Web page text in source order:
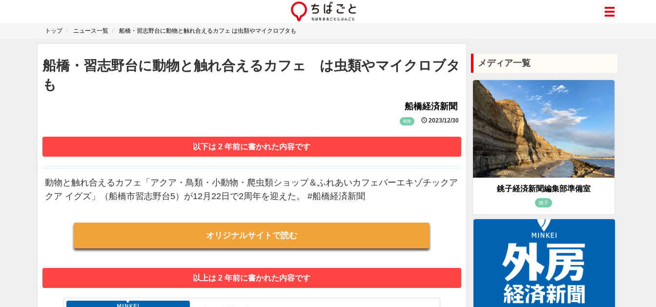
トップ ニュース一覧 船橋・習志野台に動物と触れ合えるカフェ は虫類やマイクロブタも
船橋・習志野台に動物と触れ合えるカフェ は虫類やマイクロブタ
も
船橋経済新聞
船橋 2023/12/30
以下は 2 年前に書かれた内容です
動物と触れ合えるカフェ「アクア・鳥類・小動物・爬虫類ショップ＆ふれあいカフェバーエキゾチックア
クア イグズ」（船橋市習志野台5）が12月22日で2周年を迎えた。 #船橋経済新聞
オリジナルサイトで読む
以上は 2 年前に書かれた内容です
メディア一覧
銚子経済新聞編集部準備室
銚子